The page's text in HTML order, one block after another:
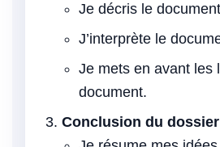
Je décris le
J’interprète le
Je mets en avant les
document.
Conclusion du